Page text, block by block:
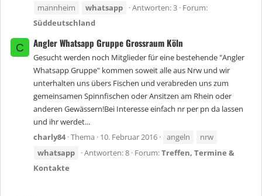
mannheim
whatsapp Antworten: 3 Forum:
Süddeutschland
C Angler Whatsapp Gruppe Grossraum Köln
Gesucht werden noch Mitglieder für eine bestehende "Angler
Whatsapp Gruppe" kommen soweit alle aus Nrw und wir
unterhalten uns übers Fischen und verabreden uns zum
gemeinsamen Spinnfischen oder Ansitzen am Rhein oder
anderen Gewässern!Bei Interesse einfach nr per pn da lassen
und ihr werdet...
charly84 Thema 10. Februar 2016 angeln
nrw
whatsapp
Antworten: 8 Forum:Treffen, Termine &
Kontakte